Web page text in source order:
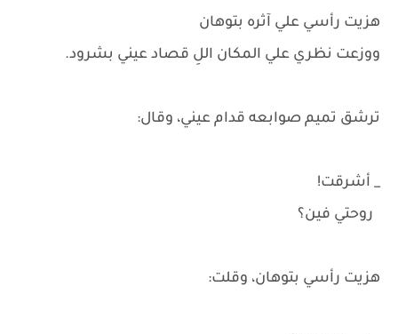
هزيت رأسي علي آثره بتوهان
ووزعت نظري علي المكان اللِ قصاد عيني بشرود.
ترشق تميم صوابعه قدام عيني، وقال:
_ أشرقت!
روحتي فين؟
هزيت رأسي بتوهان، وقلت: